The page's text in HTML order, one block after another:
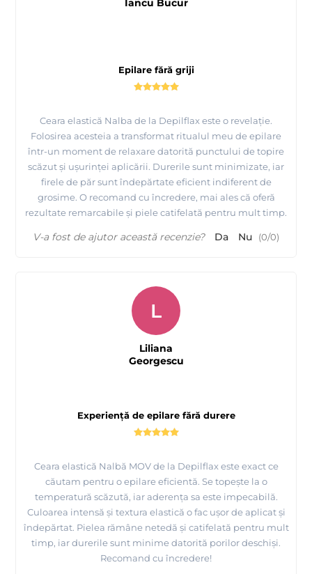
produse de o calitate superioara, gratie unei experiente
de peste 30 de ani in domeniu !
Lucrati cu cei mai buni ! Urmariti acum toate tutorialele
si video-urile disponibile la noi pe site despre MAYSTAR
si Depilflax !
Depilflax
Tutorial complet de epilare cu ceara elastica de calitate
Epilare fără griji
Ceara elastică Nalba de la Depilflax este o revelație.
Folosirea acesteia a transformat ritualul meu de epilare
într-un moment de relaxare datorită punctului de topire
scăzut și ușurinței aplicării. Durerile sunt minimizate, iar
firele de păr sunt îndepărtate eficient indiferent de
grosime. O recomand cu încredere, mai ales că oferă
rezultate remarcabile și piele catifelată pentru mult timp.
Iancu Bucur
V-a fost de ajutor această recenzie? Da Nu (0/0)
Experiență de epilare fără durere
Ceara elastică Nalbă MOV de la Depilflax este exact ce
căutam pentru o epilare eficientă. Se topește la o
temperatură scăzută, iar aderența sa este impecabilă.
Culoarea intensă și textura elastică o fac ușor de aplicat și
îndepărtat. Pielea rămâne netedă și catifelată pentru mult
timp, iar durerile sunt minime datorită porilor deschiși.
Recomand cu încredere!
L
Liliana
Georgescu